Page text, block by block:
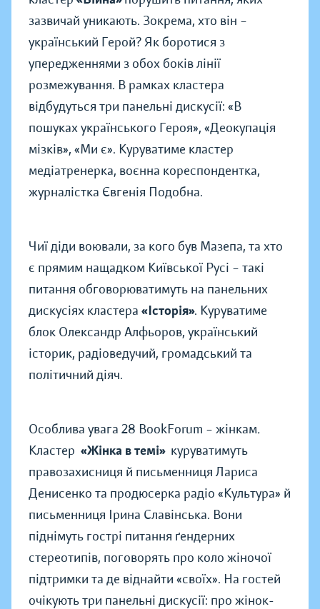
зазвичай уникають. Зокрема, хто він –
український Герой? Як боротися з
упередженнями з обох боків лінії
розмежування. В рамках кластера
відбудуться три панельні дискусії: «В
пошуках українського Героя», «Деокупація
мізків», «Ми є». Куруватиме кластер
медіатренерка, воєнна кореспондентка,
журналістка Євгенія Подобна.
Чиї діди воювали, за кого був Мазепа, та хто
є прямим нащадком Київської Русі – такі
питання обговорюватимуть на панельних
дискусіях кластера «Історія». Куруватиме
блок Олександр Алфьоров, український
історик, радіоведучий, громадський та
політичний діяч.
Особлива увага 28 BookForum – жінкам.
Кластер «Жінка в темі» куруватимуть
правозахисниця й письменниця Лариса
Денисенко та продюсерка радіо «Культура» й
письменниця Ірина Славінська. Вони
піднімуть гострі питання ґендерних
стереотипів, поговорять про коло жіночої
підтримки та де віднайти «своїх». На гостей
очікують три панельні дискусії: про жінок-